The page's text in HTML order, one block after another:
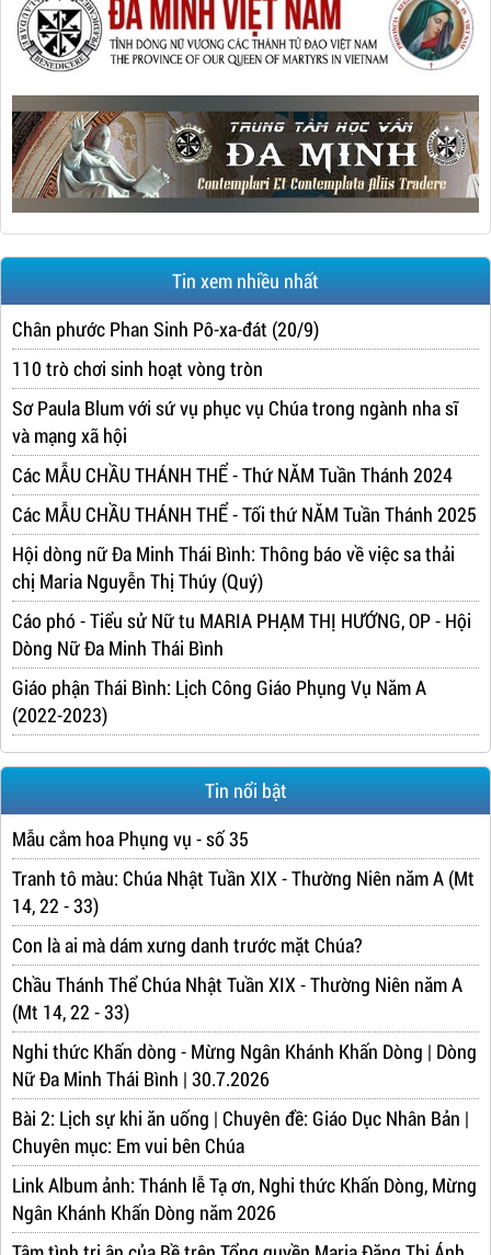
Tin xem nhiều nhất
Chân phước Phan Sinh Pô-xa-đát (20/9)
110 trò chơi sinh hoạt vòng tròn
Sơ Paula Blum với sứ vụ phục vụ Chúa trong ngành nha sĩ
và mạng xã hội
Các MẪU CHẦU THÁNH THỂ - Thứ NĂM Tuần Thánh 2024
Các MẪU CHẦU THÁNH THỂ - Tối thứ NĂM Tuần Thánh 2025
Hội dòng nữ Đa Minh Thái Bình: Thông báo về việc sa thải
chị Maria Nguyễn Thị Thúy (Quý)
Cáo phó - Tiểu sử Nữ tu MARIA PHẠM THỊ HƯỚNG, OP - Hội
Dòng Nữ Đa Minh Thái Bình
Giáo phận Thái Bình: Lịch Công Giáo Phụng Vụ Năm A
(2022-2023)
Tin nổi bật
Mẫu cắm hoa Phụng vụ - số 35
Tranh tô màu: Chúa Nhật Tuần XIX - Thường Niên năm A (Mt
14, 22 - 33)
Con là ai mà dám xưng danh trước mặt Chúa?
Chầu Thánh Thể Chúa Nhật Tuần XIX - Thường Niên năm A
(Mt 14, 22 - 33)
Nghi thức Khấn dòng - Mừng Ngân Khánh Khấn Dòng | Dòng
Nữ Đa Minh Thái Bình | 30.7.2026
Bài 2: Lịch sự khi ăn uống | Chuyên đề: Giáo Dục Nhân Bản |
Chuyên mục: Em vui bên Chúa
Link Album ảnh: Thánh lễ Tạ ơn, Nghi thức Khấn Dòng, Mừng
Ngân Khánh Khấn Dòng năm 2026